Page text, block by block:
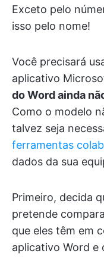
Exceto pelo
isso pelo nome!
Você precisará
aplicativo
do Word ainda
Como o modelo
talvez seja
ferramentas
dados da sua
Primeiro, decida
pretende
que eles têm em
aplicativo Word e